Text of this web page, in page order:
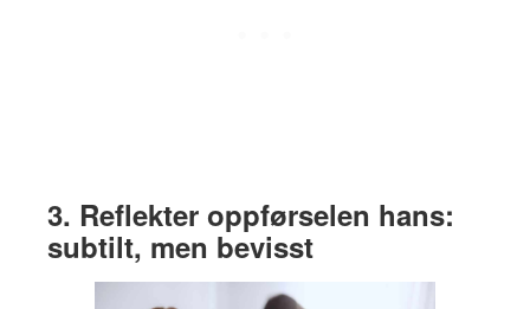
3. Reflekter oppførselen hans:
subtilt, men bevisst